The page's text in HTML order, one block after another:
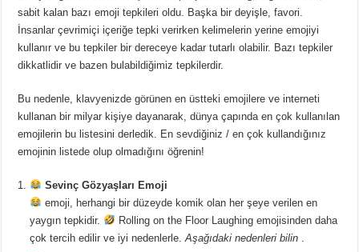
sabit kalan bazı emoji tepkileri oldu. Başka bir deyişle, favori.
İnsanlar çevrimiçi içeriğe tepki verirken kelimelerin yerine emojiyi
kullanır ve bu tepkiler bir dereceye kadar tutarlı olabilir. Bazı tepkiler
dikkatlidir ve bazen bulabildiğimiz tepkilerdir.
Bu nedenle, klavyenizde görünen en üstteki emojilere ve interneti
kullanan bir milyar kişiye dayanarak, dünya çapında en çok kullanılan
emojilerin bu listesini derledik. En sevdiğiniz / en çok kullandığınız
emojinin listede olup olmadığını öğrenin!
Sevinç Gözyaşları Emoji
emoji, herhangi bir düzeyde komik olan her şeye verilen en
yaygın tepkidir.
Rolling on the Floor Laughing emojisinden daha
çok tercih edilir ve iyi nedenlerle.Aşağıdaki nedenleri bilin